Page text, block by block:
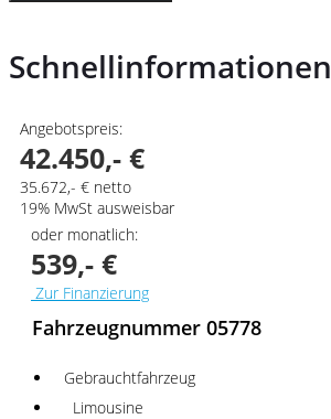
Schnellinformationen
Angebotspreis:
42.450,- €
35.672,- € netto
19% MwSt ausweisbar
oder monatlich:
539,- €
Zur Finanzierung
Fahrzeugnummer 05778
Gebrauchtfahrzeug
Limousine